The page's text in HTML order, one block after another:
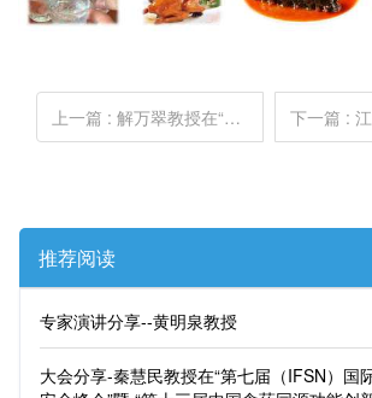
上一篇 : 解万翠教授在“2023全国预制菜风味与营养健康技术应用研讨会”上的发言 下一篇 : 江南大学健康食品脂
推荐阅读
专家演讲分享--黄明泉教授
大会分享-秦慧民教授在“第七届（IFSN）国